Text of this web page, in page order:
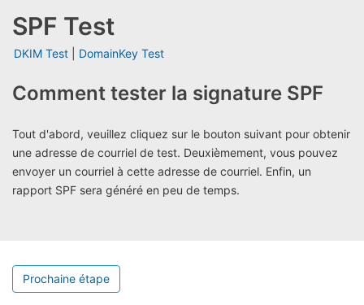
SPF Test
DKIM Test DomainKey Test
Comment tester la signature SPF
Tout d'abord, veuillez cliquez sur le bouton suivant pour obtenir
une adresse de courriel de test. Deuxièmement, vous pouvez
envoyer un courriel à cette adresse de courriel. Enfin, un
rapport SPF sera généré en peu de temps.
Prochaine étape